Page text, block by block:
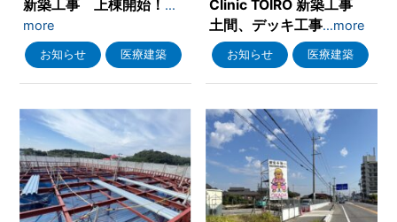
新築工事 上棟開始！ …
more
お知らせ 医療建築
Clinic TOIRO 新築工事
土間、デッキ工事…more
お知らせ 医療建築